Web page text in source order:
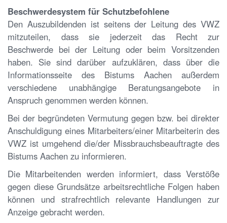
Beschwerdesystem für Schutzbefohlene
Den Auszubildenden ist seitens der Leitung des VWZ
mitzuteilen, dass sie jederzeit das Recht zur
Beschwerde bei der Leitung oder beim Vorsitzenden
haben. Sie sind darüber aufzuklären, dass über die
Informationsseite des Bistums Aachen außerdem
verschiedene unabhängige Beratungsangebote in
Anspruch genommen werden können.
Bei der begründeten Vermutung gegen bzw. bei direkter
Anschuldigung eines Mitarbeiters/einer Mitarbeiterin des
VWZ ist umgehend die/der Missbrauchsbeauftragte des
Bistums Aachen zu informieren.
Die Mitarbeitenden werden informiert, dass Verstöße
gegen diese Grundsätze arbeitsrechtliche Folgen haben
können und strafrechtlich relevante Handlungen zur
Anzeige gebracht werden.